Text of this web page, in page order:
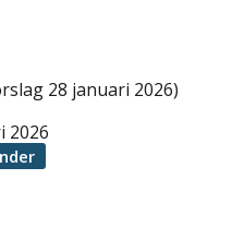
28 januari 2026)
2026